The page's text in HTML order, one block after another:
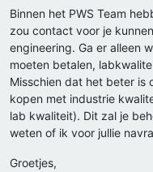
Binnen het PWS Team
zou contact voor je
engineering. Ga er alleen
moeten betalen,
Misschien dat het beter is
kopen met industrie
lab kwaliteit). Dit zal je
weten of ik voor jullie
Groetjes,